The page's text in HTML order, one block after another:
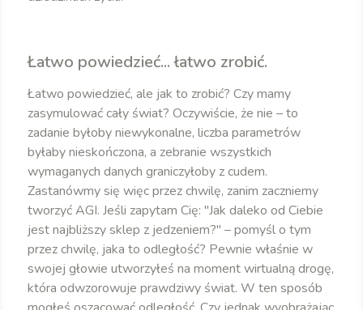
Łatwo powiedzieć... łatwo zrobić.
Łatwo powiedzieć, ale jak to zrobić? Czy mamy
zasymulować cały świat? Oczywiście, że nie – to
zadanie byłoby niewykonalne, liczba parametrów
byłaby nieskończona, a zebranie wszystkich
wymaganych danych graniczyłoby z cudem.
Zastanówmy się więc przez chwilę, zanim zaczniemy
tworzyć AGI. Jeśli zapytam Cię: "Jak daleko od Ciebie
jest najbliższy sklep z jedzeniem?" – pomyśl o tym
przez chwilę, jaka to odległość? Pewnie właśnie w
swojej głowie utworzyłeś na moment wirtualną drogę,
która odwzorowuje prawdziwy świat. W ten sposób